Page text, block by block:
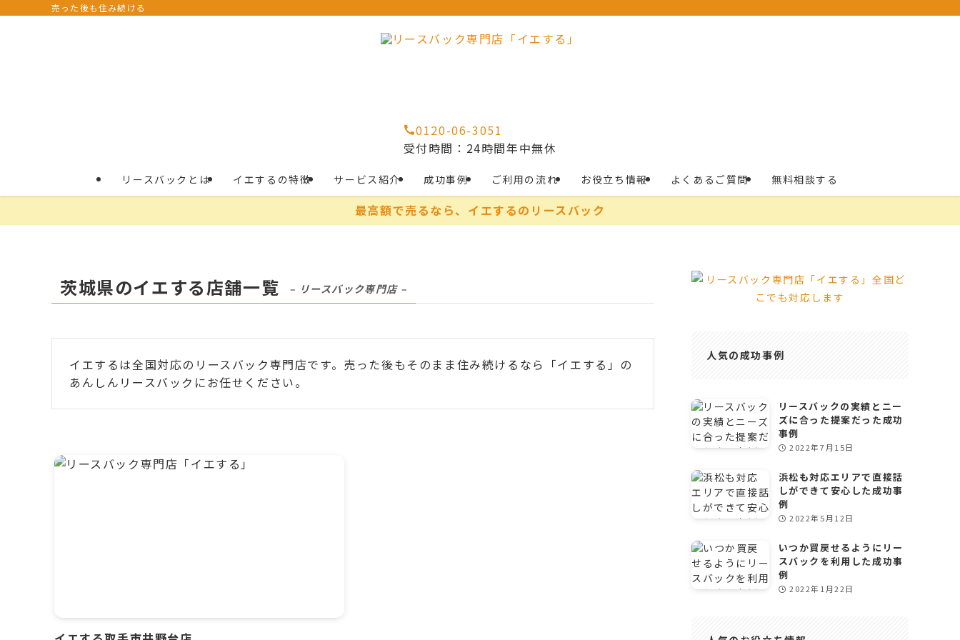
売った後も住み続ける
リースバックとは イエするの特徴 サービス紹介 成功事例 ご利用の流れ お役立ち情報 よくあるご質問 無料相談する
0120-06-3051
受付時間：24時間年中無休
最高額で売るなら、イエするのリースバック
茨城県のイエする店舗一覧 – リースバック専門店 –
イエするは全国対応のリースバック専門店です。売った後もそのまま住み続けるなら「イエする」の
あんしんリースバックにお任せください。
人気の成功事例
リースバックの実績とニー
ズに合った提案だった成功
事例
2022年7月15日
浜松も対応エリアで直接話
しができて安心した成功事
例
2022年5月12日
いつか買戻せるようにリー
スバックを利用した成功事
例
2022年1月22日